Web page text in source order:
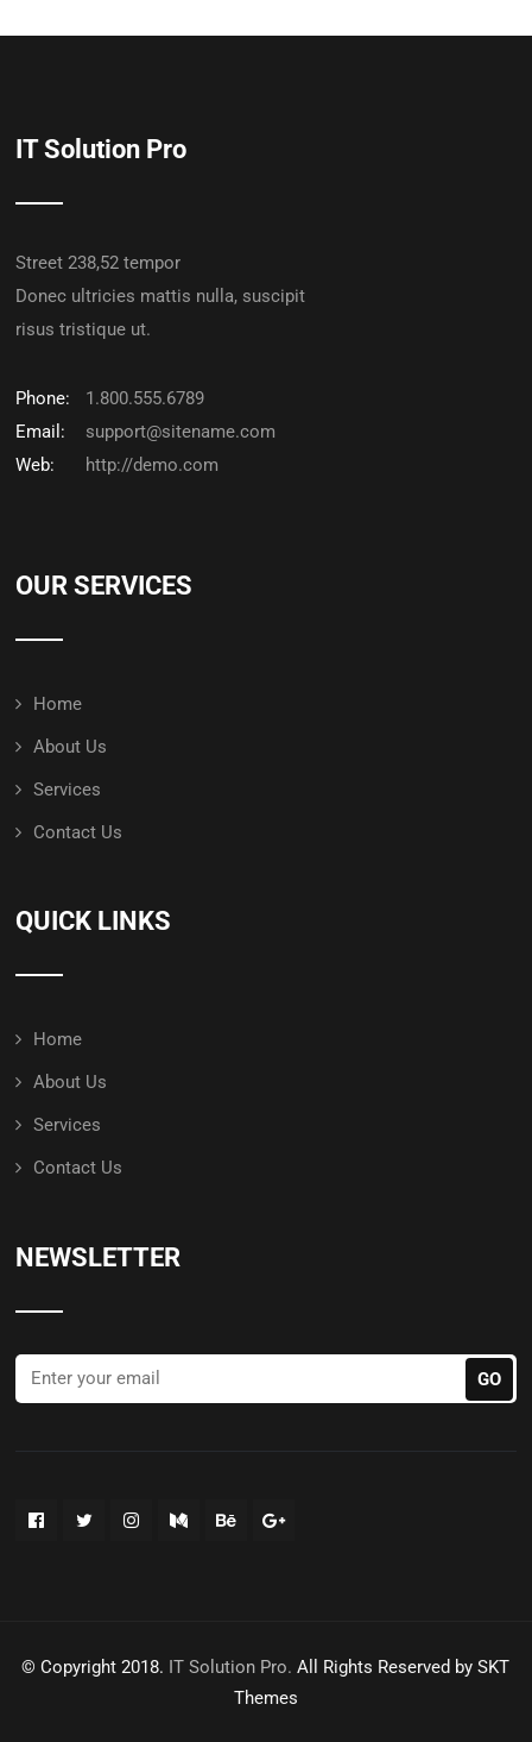
IT Solution Pro
Street 238,52 tempor
Donec ultricies mattis nulla, suscipit
risus tristique ut.
Phone:
1.800.555.6789
Email:
support@sitename.com
Web:
http://demo.com
OUR SERVICES
Home
About Us
Services
Contact Us
QUICK LINKS
Home
About Us
Services
Contact Us
NEWSLETTER
© Copyright 2018. IT Solution Pro. All Rights Reserved by SKT
Themes